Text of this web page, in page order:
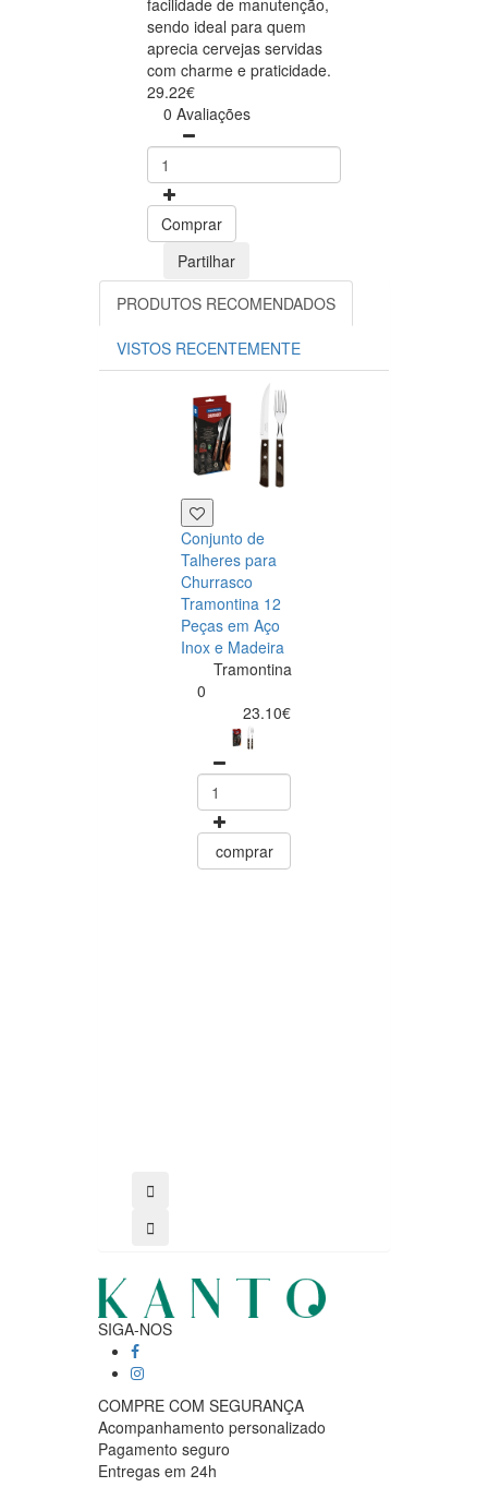
facilidade de manutenção,
sendo ideal para quem
aprecia cervejas servidas
com charme e praticidade.
29.22€
0 Avaliações
Comprar
Partilhar
PRODUTOS RECOMENDADOS
VISTOS RECENTEMENTE
Conjunto de
Talheres para
Churrasco
Tramontina 12
Peças em Aço
Inox e Madeira
Tramontina
0
23.10€
comprar
SIGA-NOS
COMPRE COM SEGURANÇA
Acompanhamento personalizado
Pagamento seguro
Entregas em 24h